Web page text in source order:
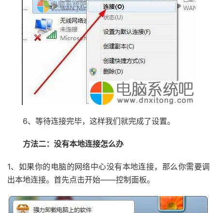
6、等待连接完毕，这样我们就完成了设置。
方法二：没有本地连接怎么办
1、如果你的电脑的网络中心没有本地连接，那么你需要调
出本地连接。首先点击开始——控制面板。